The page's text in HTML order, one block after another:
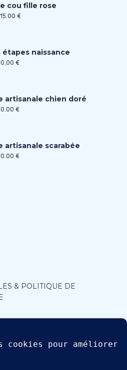
cou fille rose
15.00 €
étapes naissance
€
artisanale chien doré
€
artisanale scarabée
€
& POLITIQUE DE